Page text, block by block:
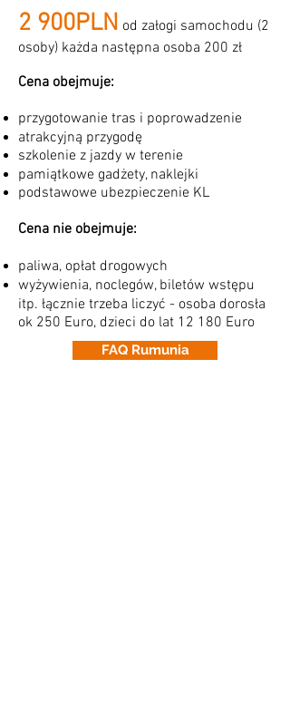
2 900PLN od załogi samochodu (2
osoby) każda następna osoba 200 zł
Cena obejmuje:
przygotowanie tras i poprowadzenie
atrakcyjną przygodę
szkolenie z jazdy w terenie
pamiątkowe gadżety, naklejki
podstawowe ubezpieczenie KL
Cena nie obejmuje:
paliwa, opłat drogowych
wyżywienia, noclegów, biletów wstępu
itp. łącznie trzeba liczyć - osoba dorosła
ok 250 Euro, dzieci do lat 12 180 Euro
FAQ Rumunia